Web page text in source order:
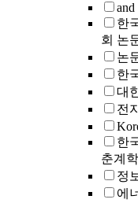
and
한
회 논
논
한
대
전
한
춘계
정
에